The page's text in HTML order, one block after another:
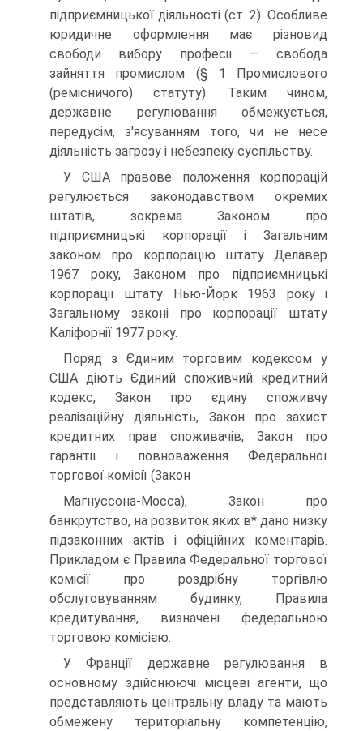
підприємницької діяльності (ст. 2). Особливе
юридичне оформлення має різновид
свободи вибору професії — свобода
зайняття промислом (§ 1 Промислового
(ремісничого) статуту). Таким чином,
державне регулювання обмежується,
передусім, з'ясуванням того, чи не несе
діяльність загрозу і небезпеку суспільству.
У США правове положення корпорацій
регулюється законодав­ством окремих
штатів, зокрема Законом про
підприємницькі корпо­рації і Загальним
законом про корпорацію штату Делавер
1967 року, Законом про підприємницькі
корпорації штату Нью-Йорк 1963 року і
Загальному законі про корпорації штату
Каліфорнії 1977 року.
Поряд з Єдиним торговим кодексом у
США діють Єдиний спо­живчий кредитний
кодекс, Закон про єдину споживчу
реалізаційну діяльність, Закон про захист
кредитних прав споживачів, Закон про
гарантії і повноваження Федеральної
торгової комісії (Закон
Магнуссона-Мосса), Закон про
банкрутство, на розвиток яких в* дано низку
підзаконних актів і офіційних коментарів.
Прикладом є Правила Федеральної торгової
комісії про роздрібну торгівлю
обслуговуванням будинку, Правила
кредитування, визначені федеральною
торговою комісією.
У Франції державне регулювання в
основному здійснюючі місцеві агенти, що
представляють центральну владу та мають
обмежену територіальну компетенцію,